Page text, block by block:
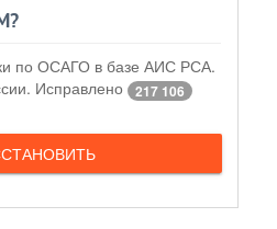
по ОСАГО в базе АИС РСА.
Исправлено
217 106